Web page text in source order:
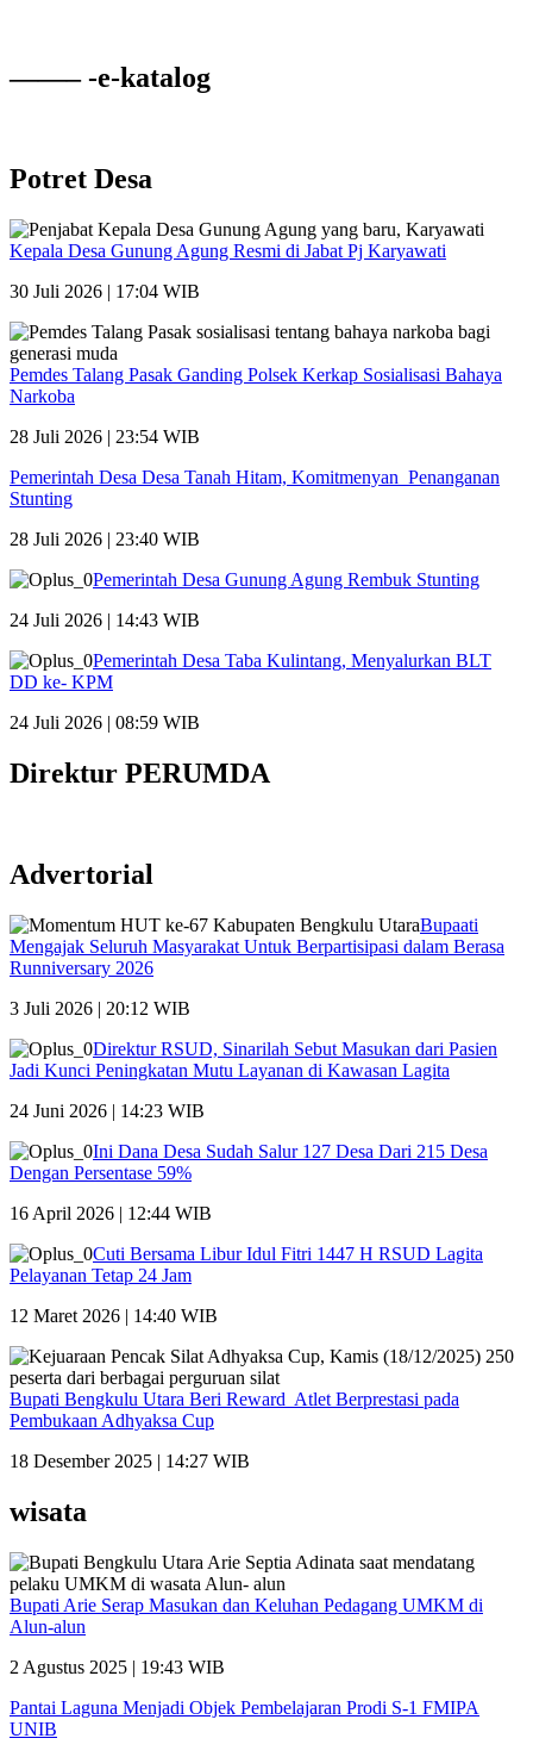
——– -e-katalog
Potret Desa
Kepala Desa Gunung Agung Resmi di Jabat Pj Karyawati
30 Juli 2026 | 17:04 WIB
Pemdes Talang Pasak Ganding Polsek Kerkap Sosialisasi Bahaya
Narkoba
28 Juli 2026 | 23:54 WIB
Pemerintah Desa Desa Tanah Hitam, Komitmenyan Penanganan
Stunting
28 Juli 2026 | 23:40 WIB
Pemerintah Desa Gunung Agung Rembuk Stunting
24 Juli 2026 | 14:43 WIB
Pemerintah Desa Taba Kulintang, Menyalurkan BLT
DD ke- KPM
24 Juli 2026 | 08:59 WIB
Direktur PERUMDA
Advertorial
Bupaati
Mengajak Seluruh Masyarakat Untuk Berpartisipasi dalam Berasa
Runniversary 2026
3 Juli 2026 | 20:12 WIB
Direktur RSUD, Sinarilah Sebut Masukan dari Pasien
Jadi Kunci Peningkatan Mutu Layanan di Kawasan Lagita
24 Juni 2026 | 14:23 WIB
Ini Dana Desa Sudah Salur 127 Desa Dari 215 Desa
Dengan Persentase 59%
16 April 2026 | 12:44 WIB
Cuti Bersama Libur Idul Fitri 1447 H RSUD Lagita
Pelayanan Tetap 24 Jam
12 Maret 2026 | 14:40 WIB
Bupati Bengkulu Utara Beri Reward Atlet Berprestasi pada
Pembukaan Adhyaksa Cup
18 Desember 2025 | 14:27 WIB
wisata
Bupati Arie Serap Masukan dan Keluhan Pedagang UMKM di
Alun-alun
2 Agustus 2025 | 19:43 WIB
Pantai Laguna Menjadi Objek Pembelajaran Prodi S-1 FMIPA
UNIB